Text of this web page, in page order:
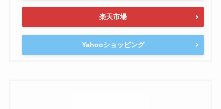
楽天市場
Yahooショッピング